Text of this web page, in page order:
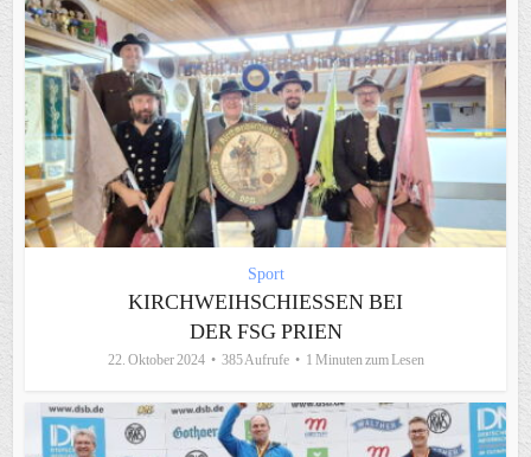
Sport
KIRCHWEIHSCHIESSEN BEI D
ER FSG PRIEN
22. Oktober 2024 385 Aufrufe 1 Minuten zum Lesen